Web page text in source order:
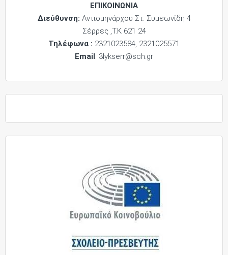
ΕΠΙΚΟΙΝΩΝΙΑ
Διεύθυνση: Αντισμηνάρχου Στ. Συμεωνίδη 4
Σέρρες ,Τ.Κ 621 24
Τηλέφωνα : 2321023584, 2321025571
Email: 3lykserr@sch.gr